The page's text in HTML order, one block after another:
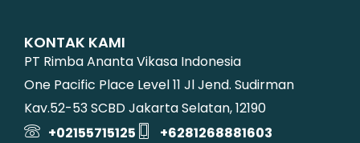
KONTAK KAMI
PT Rimba Ananta Vikasa Indonesia
One Pacific Place Level 11 Jl Jend. Sudirman
Kav.52-53 SCBD Jakarta Selatan, 12190
+02155715125
+6281268881603